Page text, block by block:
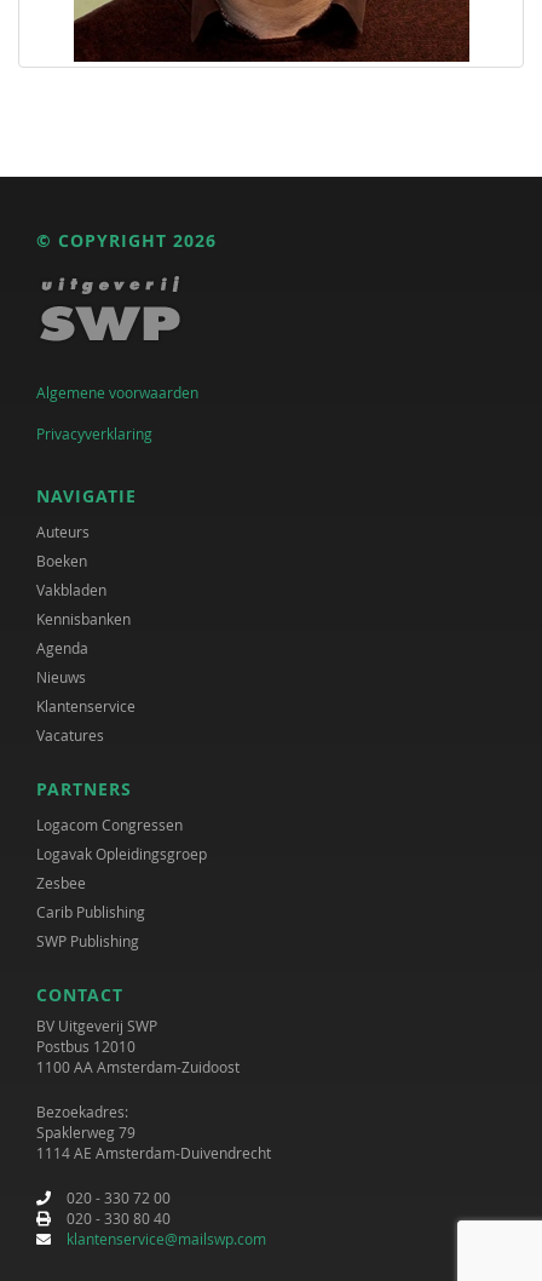
© COPYRIGHT 2026
Algemene voorwaarden
Privacyverklaring
NAVIGATIE
Auteurs
Boeken
Vakbladen
Kennisbanken
Agenda
Nieuws
Klantenservice
Vacatures
PARTNERS
Logacom Congressen
Logavak Opleidingsgroep
Zesbee
Carib Publishing
SWP Publishing
CONTACT
BV Uitgeverij SWP
Postbus 12010
1100 AA Amsterdam-Zuidoost
Bezoekadres:
Spaklerweg 79
1114 AE Amsterdam-Duivendrecht
020 - 330 72 00
020 - 330 80 40
klantenservice@mailswp.com